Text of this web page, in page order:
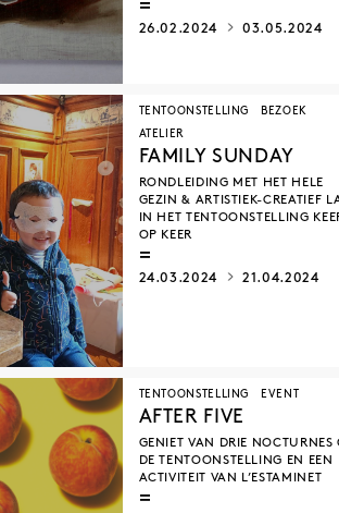
26.02.2024 03.05.2024
TENTOONSTELLING
BEZOEK
ATELIER
FAMILY SUNDAY
RONDLEIDING MET HET HELE
GEZIN & ARTISTIEK-CREATIEF
IN HET TENTOONSTELLING
OP KEER
24.03.2024 21.04.2024
TENTOONSTELLING EVENT
AFTER FIVE
GENIET VAN DRIE NOCTURNES
DE TENTOONSTELLING EN EEN
ACTIVITEIT VAN L’ESTAMINET